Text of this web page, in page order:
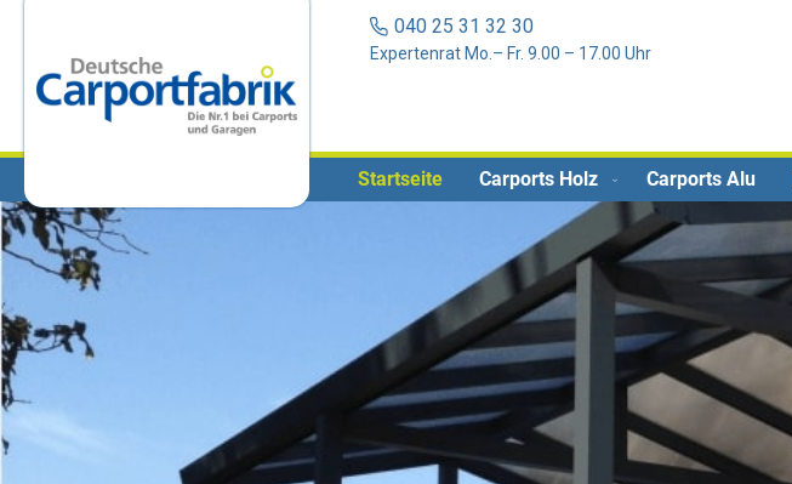
040 25 31 32 30
Expertenrat Mo.– Fr. 9.00 – 17.00 Uhr
Startseite Carports Holz Carports Alu